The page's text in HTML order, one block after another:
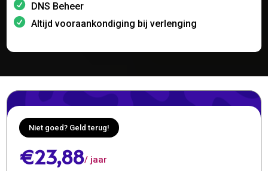
DNS Beheer
Altijd vooraankondiging bij verlenging
Niet goed? Geld terug!
€23,88/ jaar